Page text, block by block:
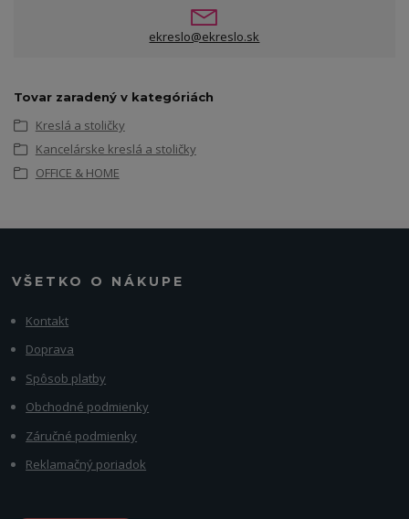
ekreslo@ekreslo.sk
Tovar zaradený v kategóriách
Kreslá a stoličky
Kancelárske kreslá a stoličky
OFFICE & HOME
VŠETKO O NÁKUPE
Kontakt
Doprava
Spôsob platby
Obchodné podmienky
Záručné podmienky
Reklamačný poriadok